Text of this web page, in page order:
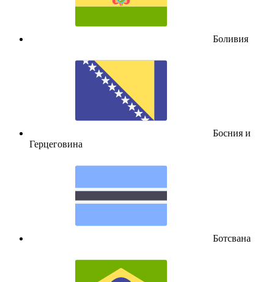
Боливия
Босния и
Герцеговина
Ботсвана